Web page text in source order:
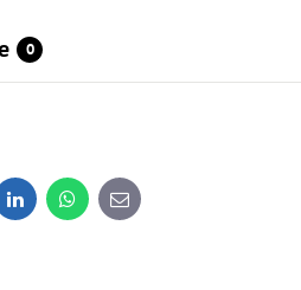
0
LinkedInWhatsApp
E-
mail